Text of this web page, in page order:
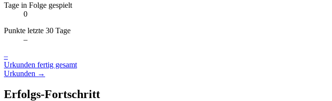
Tage in Folge gespielt
0
Punkte letzte 30 Tage
–
–
Urkunden fertig gesamt
Urkunden →
Erfolgs-Fortschritt